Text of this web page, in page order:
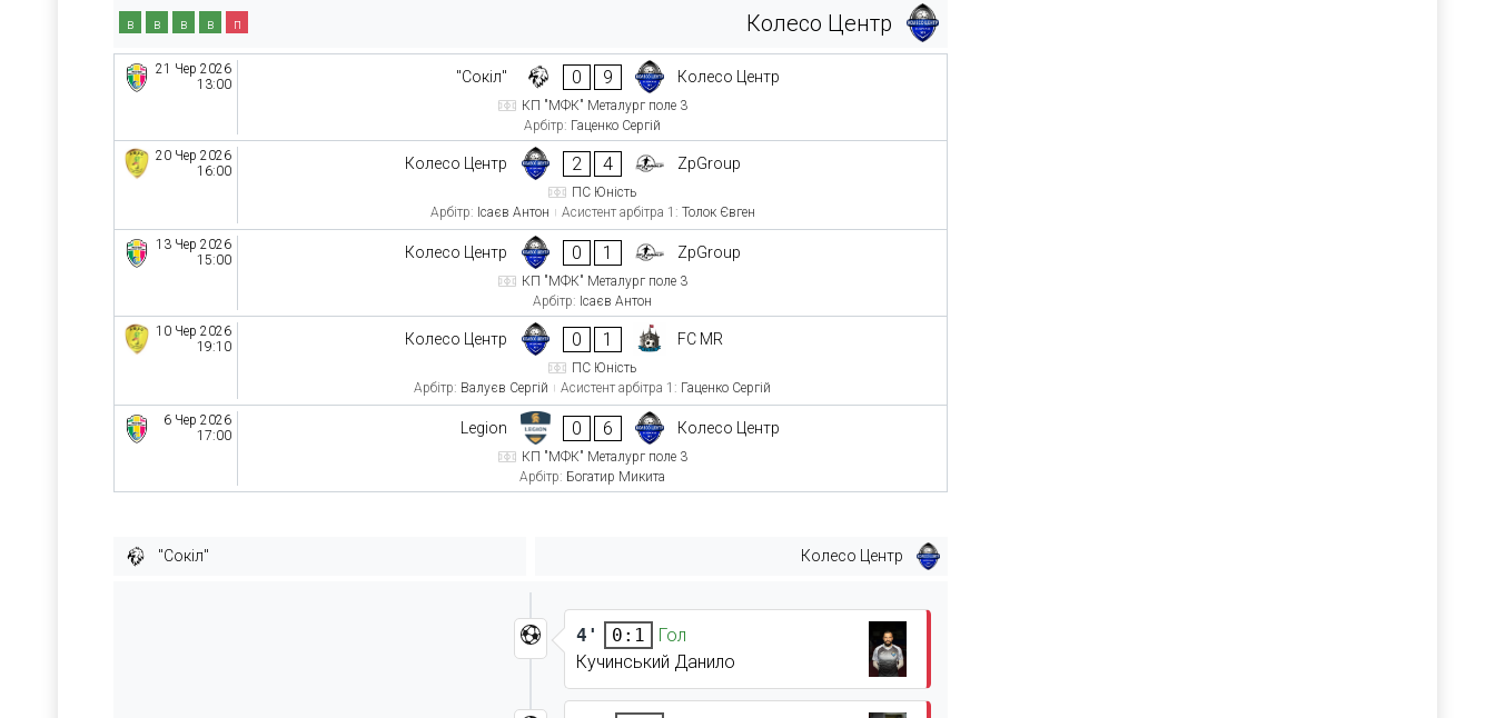
Колесо Центр
в в в в п
21 Чер 2026
13:00
"Сокіл" 0 9 Колесо Центр
КП "МФК" Металург поле 3
Арбітр: Гаценко Сергій
20 Чер 2026
16:00
Колесо Центр 2 4 ZpGroup
ПС Юність
Арбітр: Ісаєв Антон Асистент арбітра 1: Толок Євген
13 Чер 2026
15:00
Колесо Центр 0 1 ZpGroup
КП "МФК" Металург поле 3
Арбітр: Ісаєв Антон
10 Чер 2026
19:10
Колесо Центр 0 1 FC MR
ПС Юність
Арбітр: Валуєв Сергій Асистент арбітра 1: Гаценко Сергій
6 Чер 2026
17:00
Legion 0 6 Колесо Центр
КП "МФК" Металург поле 3
Арбітр: Богатир Микита
"Сокіл" Колесо Центр
4' 0:1
Гол
Кучинський Данило